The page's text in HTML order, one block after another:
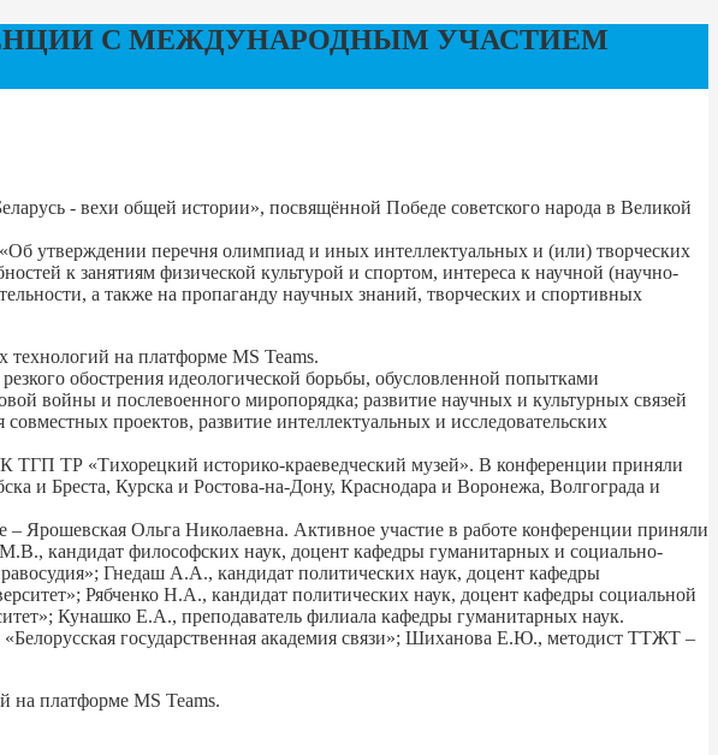
С МЕЖДУНАРОДНЫМ УЧАСТИЕМ
- вехи общей истории», посвящённой Победе советского народа в Великой
утверждении перечня олимпиад и иных интеллектуальных и (или) творческих
к занятиям физической культурой и спортом, интереса к научной (научно-
а также на пропаганду научных знаний, творческих и спортивных
на платформе MS Teams.
обострения идеологической борьбы, обусловленной попытками
войны и послевоенного миропорядка; развитие научных и культурных связей
проектов, развитие интеллектуальных и исследовательских
ТР «Тихорецкий историко-краеведческий музей». В конференции приняли
и Бреста, Курска и Ростова-на-Дону, Краснодара и Воронежа, Волгограда и
Ярошевская Ольга Николаевна. Активное участие в работе конференции приняли
кандидат философских наук, доцент кафедры гуманитарных и социально-
Гнедаш А.А., кандидат политических наук, доцент кафедры
Рябченко Н.А., кандидат политических наук, доцент кафедры социальной
Кунашко Е.А., преподаватель филиала кафедры гуманитарных наук.
государственная академия связи»; Шиханова Е.Ю., методист ТТЖТ –
на платформе MS Teams.